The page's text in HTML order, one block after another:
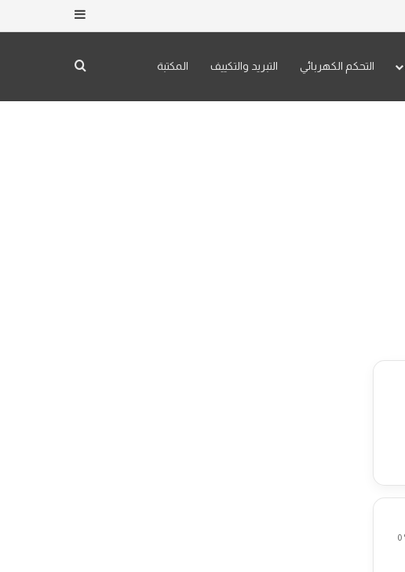
التحكم الكهربائي التبريد والتكييف المكتبة
0